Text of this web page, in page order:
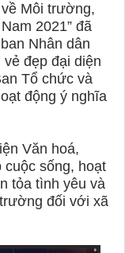
Môi trường,
2021” đã
Nhân dân
đẹp đại diện
Tổ chức và
động ý nghĩa
Văn hoá,
cuộc sống, hoạt
tỏa tình yêu và
đối với xã